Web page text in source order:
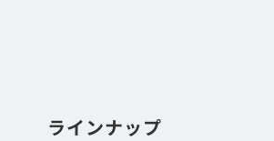
ラインナップ